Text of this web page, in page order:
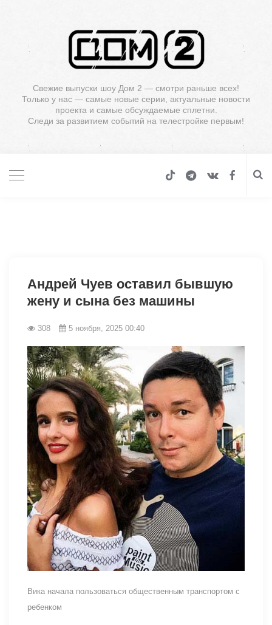
Свежие выпуски шоу Дом 2 — смотри раньше всех!
Только у нас — самые новые серии, актуальные новости
проекта и самые обсуждаемые сплетни.
Следи за развитием событий на телестройке первым!
Андрей Чуев оставил бывшую
жену и сына без машины
308 5 ноября, 2025 00:40
Вика начала пользоваться общественным транспортом с
ребенком